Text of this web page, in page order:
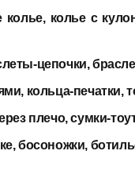
колье, колье с
цепочки,
кольца-печатки,
плечо, сумки-
босоножки,